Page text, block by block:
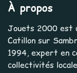
À propos
Jouets 2000 est
Catillon sur
1994, expert en
collectivités